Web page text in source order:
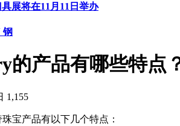
展将在11月11日举办
钢
的产品有哪些特点
1,155
宝产品有以下几个特点：